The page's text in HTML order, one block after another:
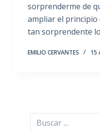
sorprenderme de
ampliar el principio
tan sorprendente
EMILIO CERVANTES 15
Buscar